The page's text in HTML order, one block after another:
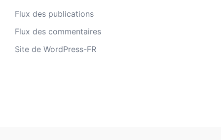
Flux des publications
Flux des commentaires
Site de WordPress-FR